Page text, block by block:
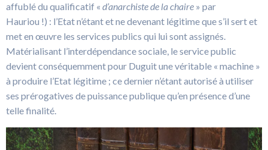
affublé du qualificatif « d’anarchiste de la chaire » par
Hauriou !) : l’Etat n’étant et ne devenant légitime que s’il sert et
met en œuvre les services publics qui lui sont assignés.
Matérialisant l’interdépendance sociale, le service public
devient conséquemment pour Duguit une véritable « machine »
à produire l’Etat légitime ; ce dernier n’étant autorisé à utiliser
ses prérogatives de puissance publique qu’en présence d’une
telle finalité.